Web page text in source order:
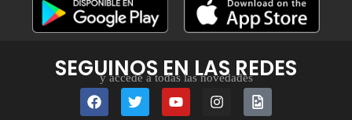
SEGUINOS EN LAS REDES
y accedé a todas las novedades